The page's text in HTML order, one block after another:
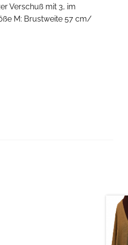
Verschuß mit 3, im
M: Brustweite 57 cm/